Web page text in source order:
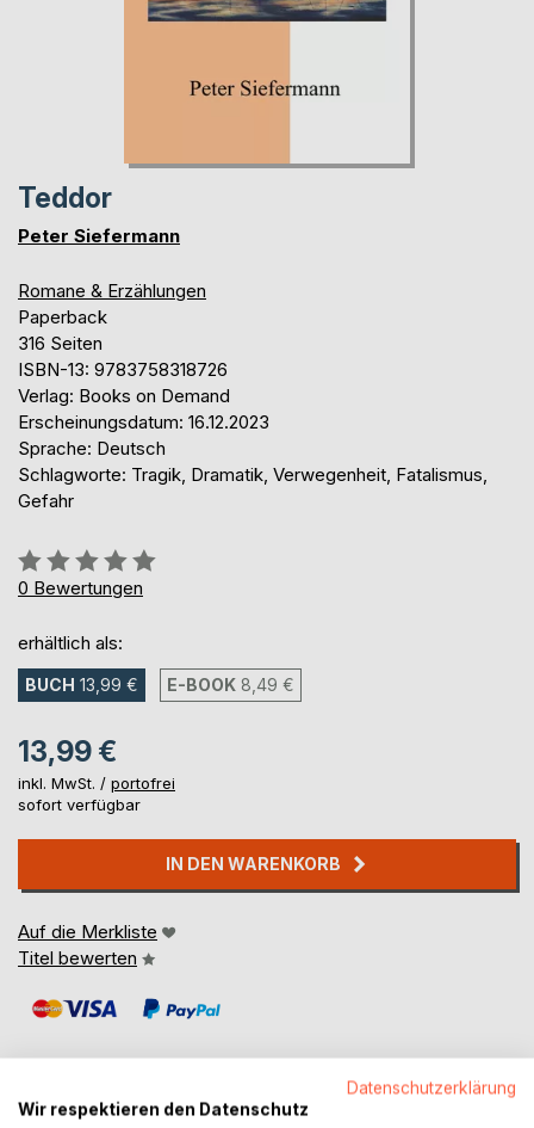
Teddor
Peter Siefermann
Romane & Erzählungen
Paperback
316 Seiten
ISBN-13: 9783758318726
Verlag: Books on Demand
Erscheinungsdatum: 16.12.2023
Sprache: Deutsch
Schlagworte: Tragik, Dramatik, Verwegenheit, Fatalismus,
Gefahr
Bewertung::
0%
0 Bewertungen
erhältlich als:
BUCH 13,99 € E-BOOK 8,49 €
13,99 €
inkl. MwSt. / portofrei
sofort verfügbar
IN DEN WARENKORB
Auf die Merkliste
Titel bewerten
Datenschutzerklärung
Wir respektieren den Datenschutz